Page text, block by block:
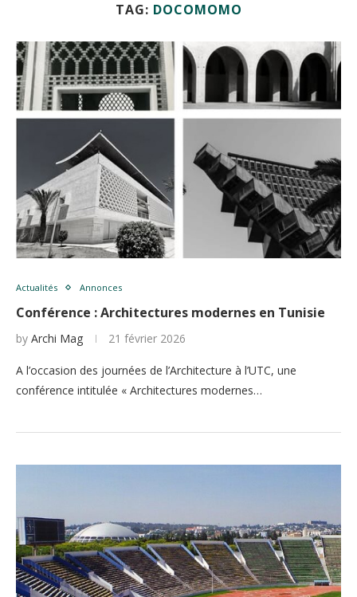
TAG: DOCOMOMO
Actualités Annonces
Conférence : Architectures modernes en Tunisie
by Archi Mag 21 février 2026
A l’occasion des journées de l’Architecture à l’UTC, une
conférence intitulée « Architectures modernes…